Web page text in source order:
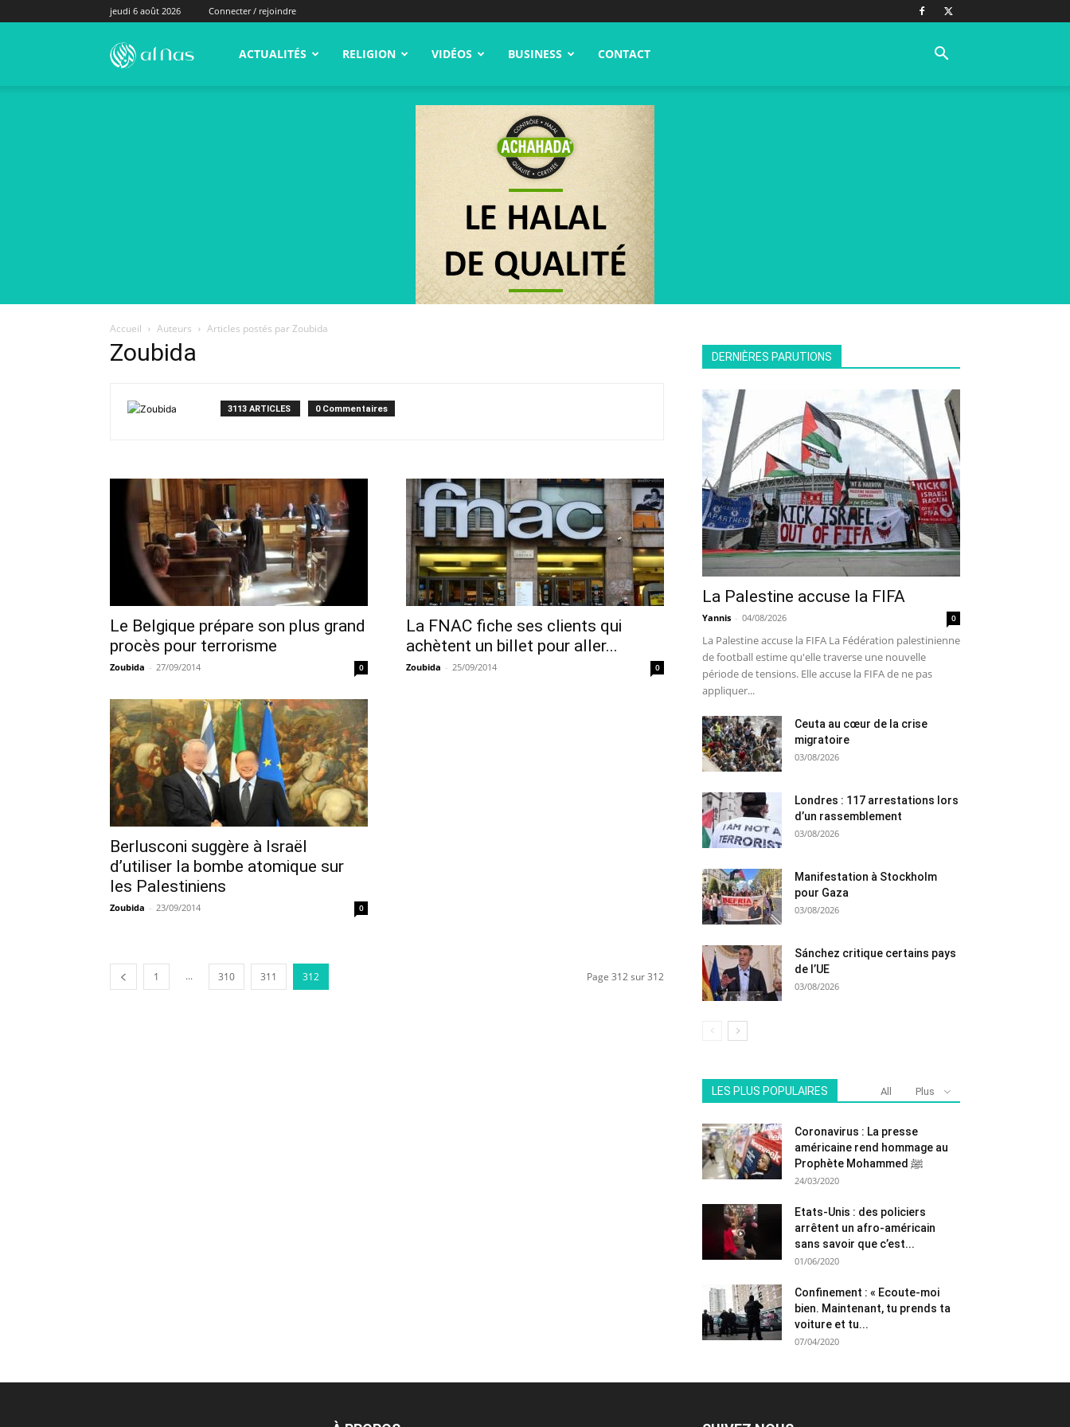
jeudi 6 août 2026 Connecter / rejoindre
alNas.fr ACTUALITÉS RELIGION VIDÉOS BUSINESS CONTACT
Accueil Auteurs Articles postés par Zoubida
Zoubida
3113 ARTICLES 0 Commentaires
Le Belgique prépare son plus grand
procès pour terrorisme
Zoubida - 27/09/2014 0
La FNAC fiche ses clients qui
achètent un billet pour aller...
Zoubida - 25/09/2014 0
Berlusconi suggère à Israël
d’utiliser la bombe atomique sur
les Palestiniens
Zoubida - 23/09/2014 0
1 ... 310 311 312 Page 312 sur 312
DERNIÈRES PARUTIONS
La Palestine accuse la FIFA
Yannis - 04/08/2026 0
La Palestine accuse la FIFA La Fédération palestinienne
de football estime qu'elle traverse une nouvelle
période de tensions. Elle accuse la FIFA de ne pas
appliquer...
Ceuta au cœur de la crise
migratoire
03/08/2026
Londres : 117 arrestations lors
d’un rassemblement
03/08/2026
Manifestation à Stockholm
pour Gaza
03/08/2026
Sánchez critique certains pays
de l’UE
03/08/2026
LES PLUS POPULAIRES All Plus
Coronavirus : La presse
américaine rend hommage au
Prophète Mohammed ﷺ
24/03/2020
Etats-Unis : des policiers
arrêtent un afro-américain
sans savoir que c’est...
01/06/2020
Confinement : « Ecoute-moi
bien. Maintenant, tu prends ta
voiture et tu...
07/04/2020